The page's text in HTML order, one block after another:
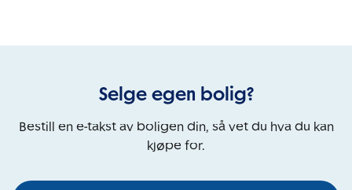
Selge egen bolig?
Bestill en e-takst av boligen din, så vet du hva du kan
kjøpe for.